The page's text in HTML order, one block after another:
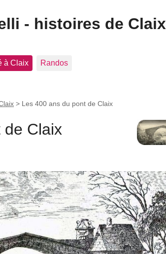
- histoires de Claix
à Claix Randos
> Les 400 ans du pont de Claix
de Claix